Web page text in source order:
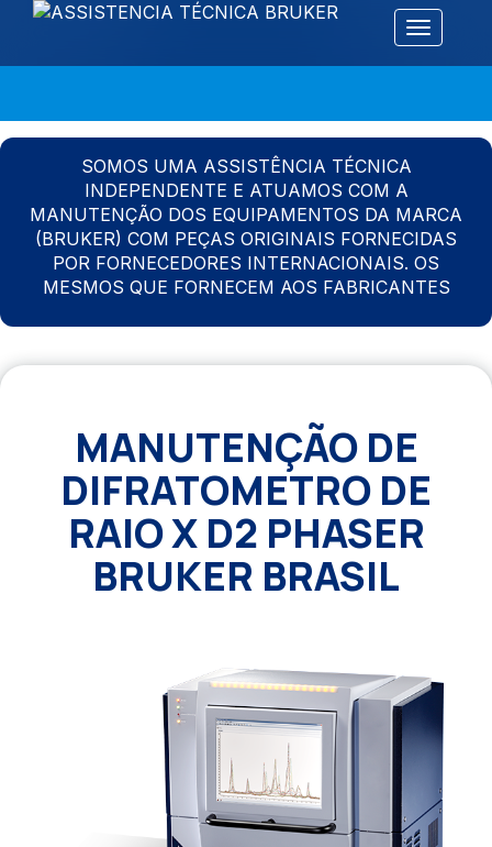
Alternar
SOMOS UMA ASSISTÊNCIA TÉCNICA
INDEPENDENTE E ATUAMOS COM A
MANUTENÇÃO DOS EQUIPAMENTOS DA MARCA
(BRUKER) COM PEÇAS ORIGINAIS FORNECIDAS
POR FORNECEDORES INTERNACIONAIS. OS
MESMOS QUE FORNECEM AOS FABRICANTES
MANUTENÇÃO DE
DIFRATOMETRO DE
RAIO X D2 PHASER
BRUKER BRASIL